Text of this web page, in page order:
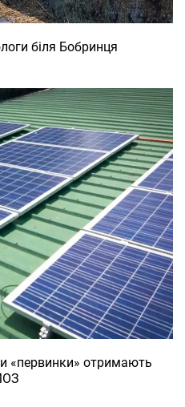
біля Бобринця
«первинки» отримають